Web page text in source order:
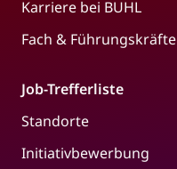
Karriere bei BUHL
Fach & Führungskräfte
Job-Trefferliste
Standorte
Initiativbewerbung